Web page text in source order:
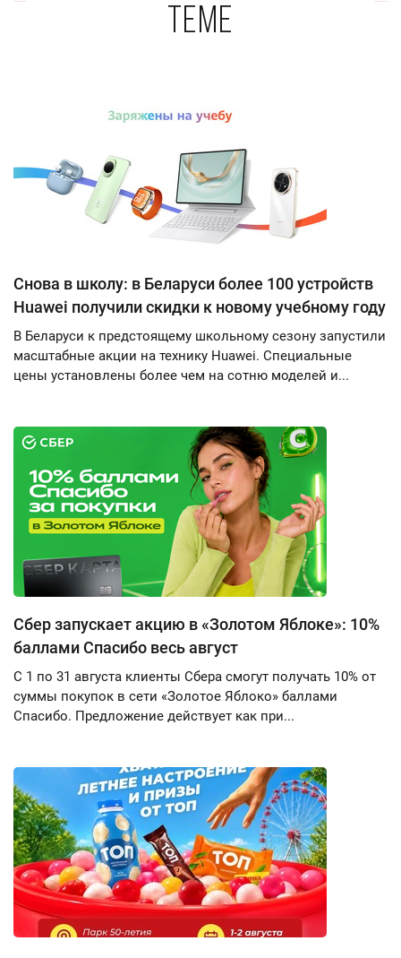
теме
Снова в школу: в Беларуси более 100 устройств
Huawei получили скидки к новому учебному году
В Беларуси к предстоящему школьному сезону запустили
масштабные акции на технику Huawei. Специальные
цены установлены более чем на сотню моделей и...
Сбер запускает акцию в «Золотом Яблоке»: 10%
баллами Спасибо весь август
С 1 по 31 августа клиенты Сбера смогут получать 10% от
суммы покупок в сети «Золотое Яблоко» баллами
Спасибо. Предложение действует как при...